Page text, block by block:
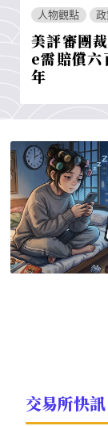
人物觀點
美評審團
e需賠償
年
交易所快訊